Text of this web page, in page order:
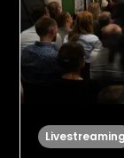
Livestreaming